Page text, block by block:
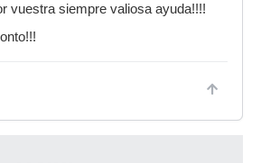
vuestra siempre valiosa ayuda!!!!